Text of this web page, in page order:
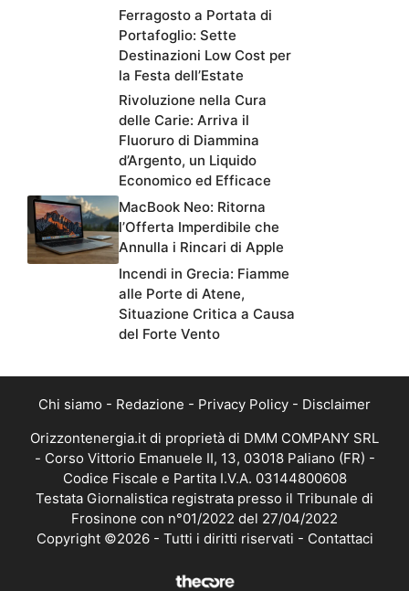
Ferragosto a Portata di
Portafoglio: Sette
Destinazioni Low Cost per
la Festa dell’Estate
Rivoluzione nella Cura
delle Carie: Arriva il
Fluoruro di Diammina
d’Argento, un Liquido
Economico ed Efficace
MacBook Neo: Ritorna
l’Offerta Imperdibile che
Annulla i Rincari di Apple
Incendi in Grecia: Fiamme
alle Porte di Atene,
Situazione Critica a Causa
del Forte Vento
Chi siamo - Redazione - Privacy Policy - Disclaimer
Orizzontenergia.it di proprietà di DMM COMPANY SRL
- Corso Vittorio Emanuele II, 13, 03018 Paliano (FR) -
Codice Fiscale e Partita I.V.A. 03144800608
Testata Giornalistica registrata presso il Tribunale di
Frosinone con n°01/2022 del 27/04/2022
Copyright ©2026 - Tutti i diritti riservati - Contattaci